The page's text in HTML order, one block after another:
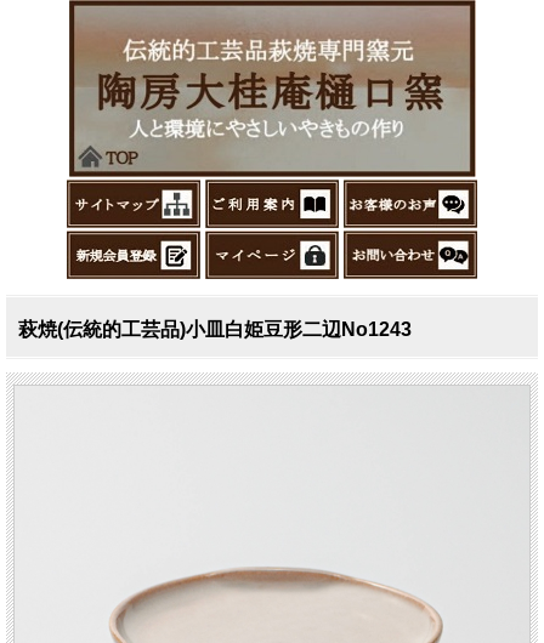
萩焼(伝統的工芸品)小皿白姫豆形二辺No1243